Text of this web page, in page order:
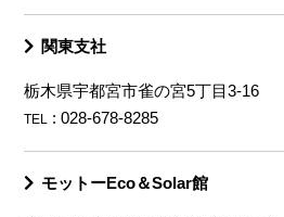
関東支社
栃木県宇都宮市雀の宮5丁目3-16
TEL : 028-678-8285
モットーEco＆Solar館